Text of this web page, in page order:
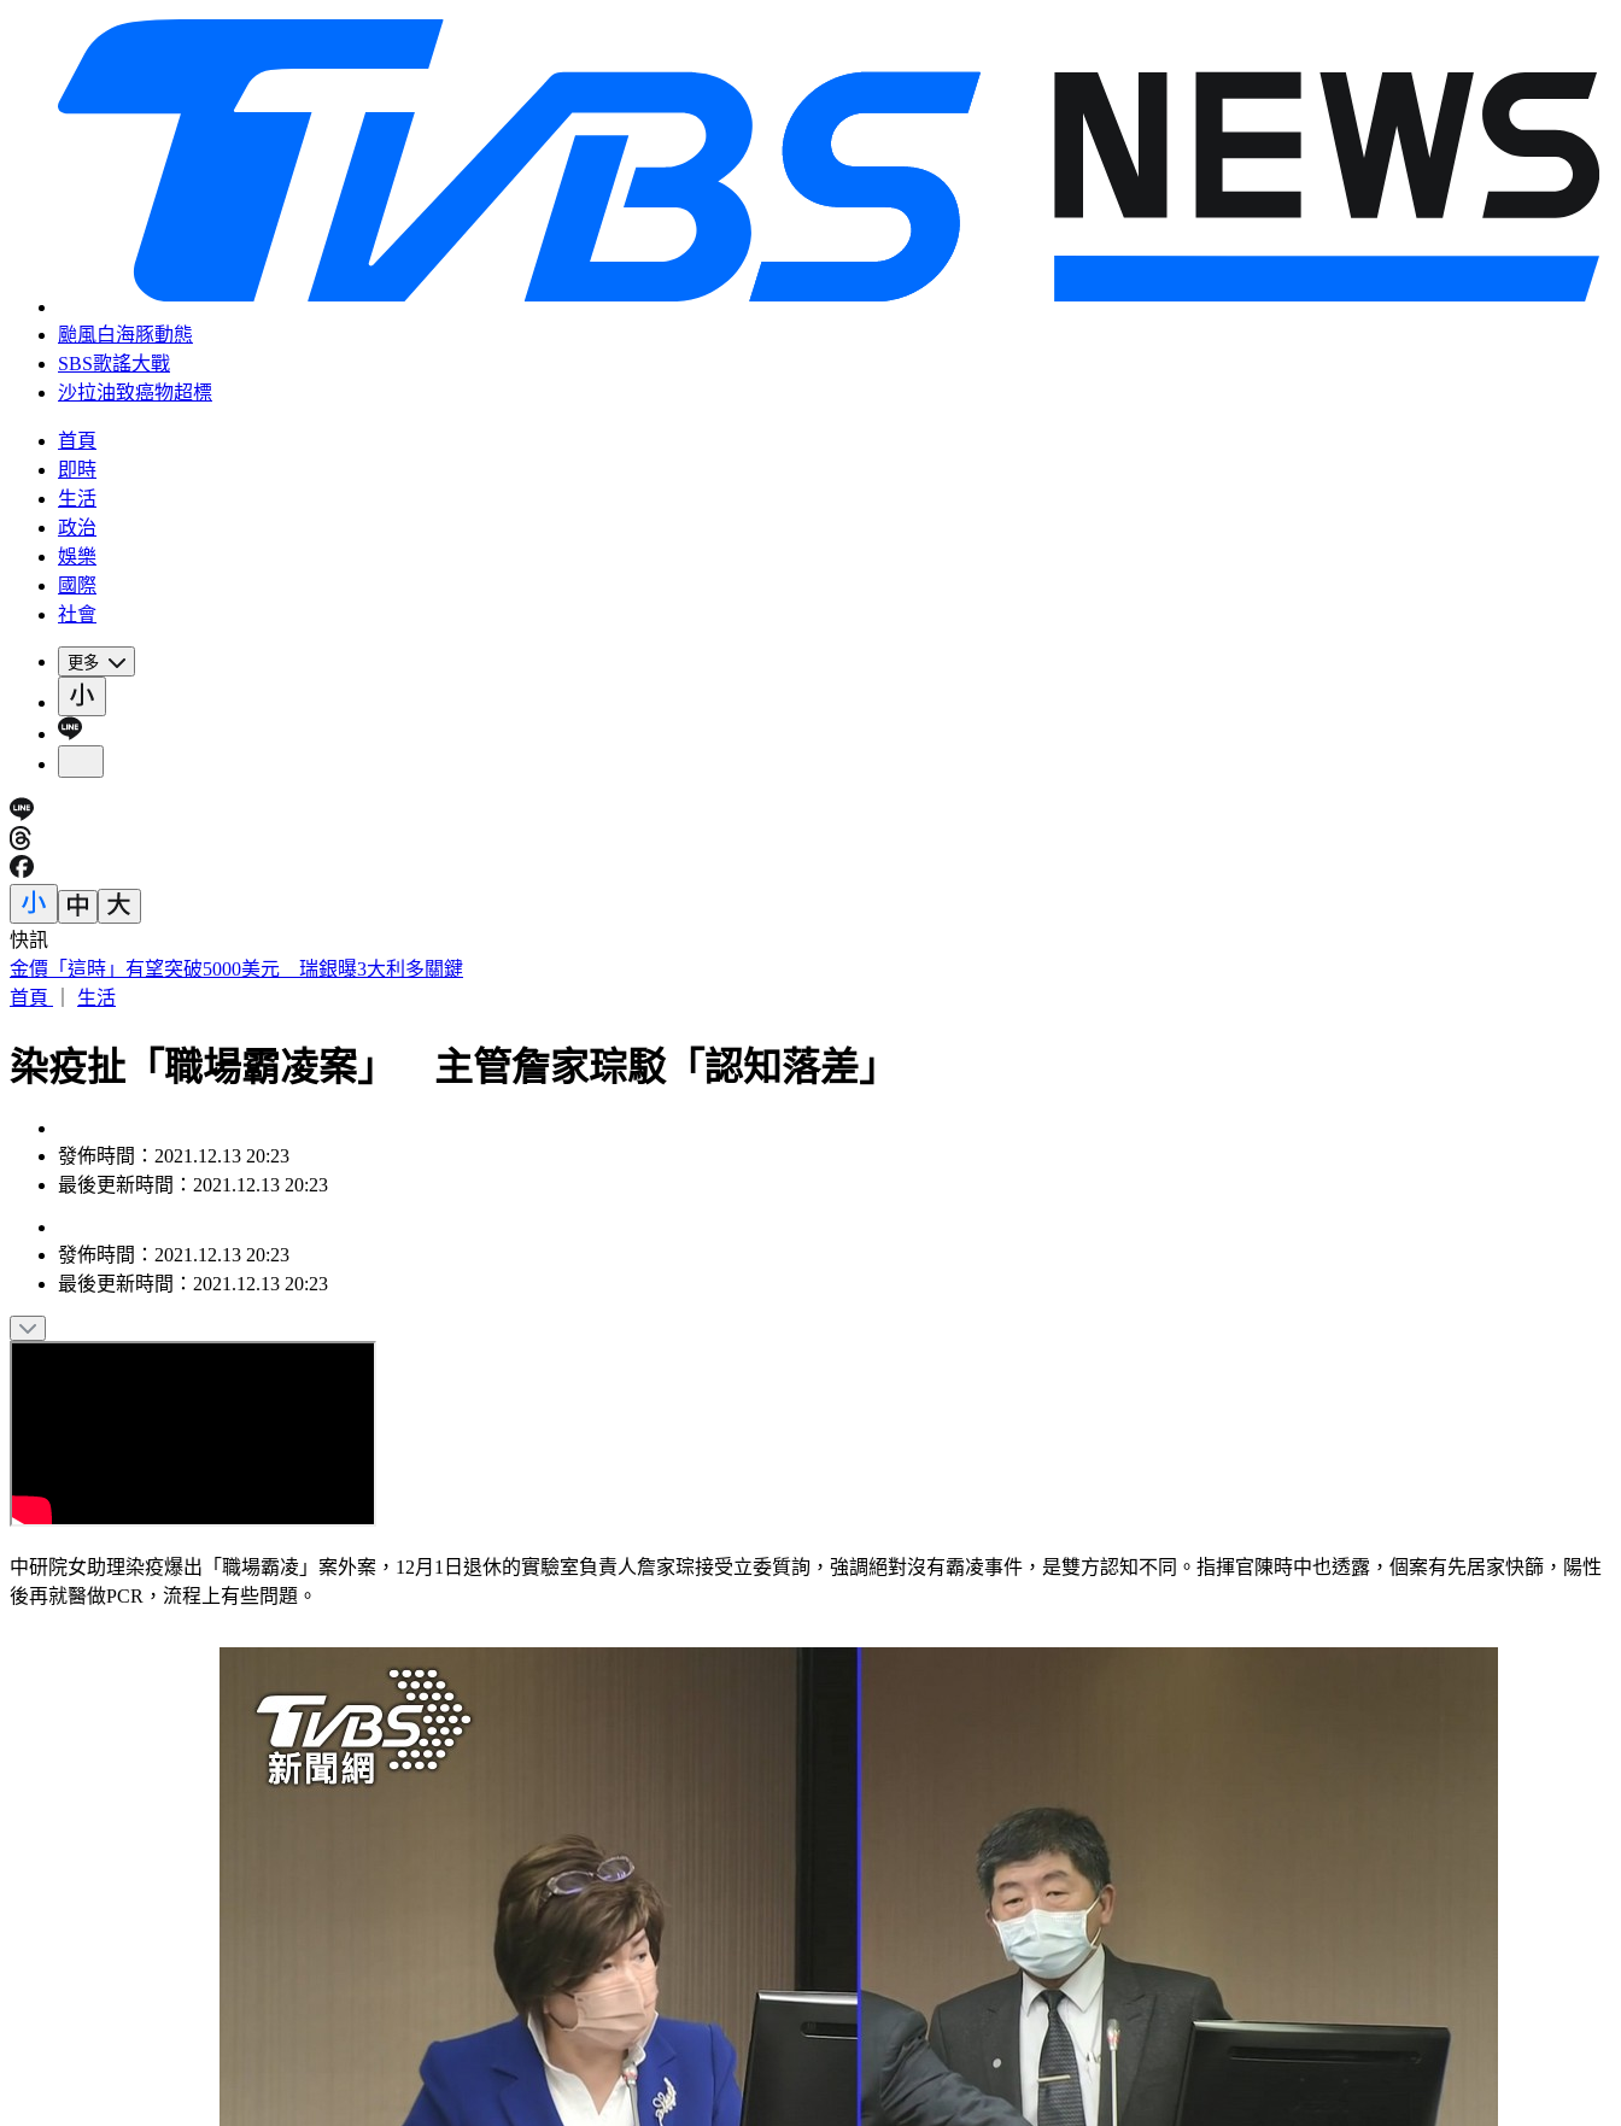
颱風白海豚動態
SBS歌謠大戰
沙拉油致癌物超標
首頁
即時
生活
政治
娛樂
國際
社會
更多
快訊
金價「這時」有望突破5000美元 瑞銀曝3大利多關鍵
首頁
生活
染疫扯「職場霸凌案」 主管詹家琮駁「認知落差」
發佈時間：2021.12.13 20:23
最後更新時間：2021.12.13 20:23
發佈時間： 2021.12.13 20:23
最後更新時間： 2021.12.13 20:23
中研院女助理染疫爆出「職場霸凌」案外案，12月1日退休的實驗室負責人詹家琮接受立委質詢，強調絕對沒有霸凌事件，是雙方認知不同。指揮官陳時中也透露，個案有先居家快篩，陽性
後再就醫做PCR，流程上有些問題。